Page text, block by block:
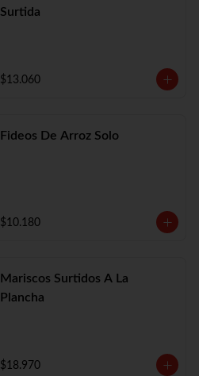
Surtida
$13.060
Fideos De Arroz Solo
$10.180
Mariscos Surtidos A La
Plancha
$18.970